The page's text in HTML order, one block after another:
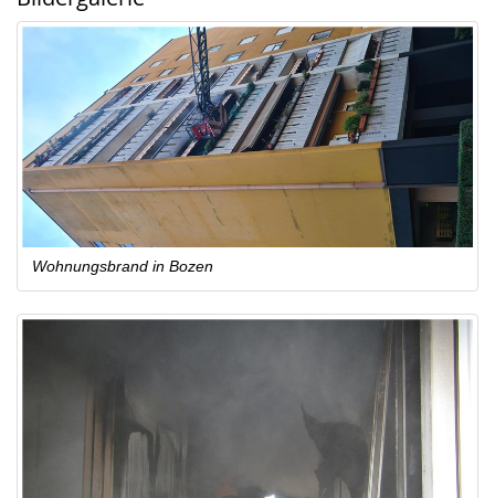
Wohnungsbrand in Bozen